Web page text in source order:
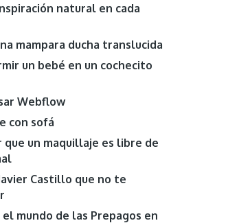
natural en cada
mampara ducha translucida
un bebé en un cochecito
Webflow
con sofá
que un maquillaje es libre de
Castillo que no te
mundo de las Prepagos en